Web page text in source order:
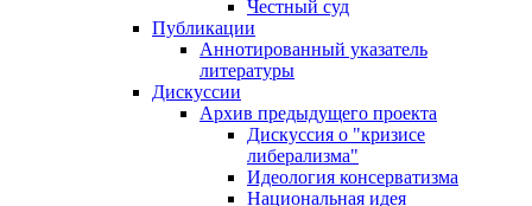
Честный суд
Публикации
Аннотированный указатель
литературы
Дискуссии
Архив предыдущего проекта
Дискуссия о "кризисе
либерализма"
Идеология консерватизма
Национальная идея